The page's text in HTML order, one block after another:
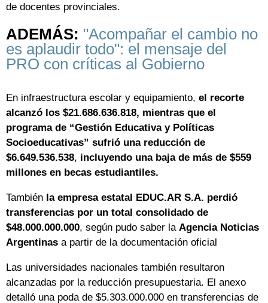
de docentes provinciales.
ADEMÁS: "Acompañar el cambio no
es aplaudir todo": el mensaje del
PRO con críticas al Gobierno
En infraestructura escolar y equipamiento, el recorte
alcanzó los $21.686.636.818, mientras que el
programa de “Gestión Educativa y Políticas
Socioeducativas” sufrió una reducción de
$6.649.536.538, incluyendo una baja de más de $559
millones en becas estudiantiles.
También la empresa estatal EDUC.AR S.A. perdió
transferencias por un total consolidado de
$48.000.000.000, según pudo saber la Agencia Noticias
Argentinas a partir de la documentación oficial
Las universidades nacionales también resultaron
alcanzadas por la reducción presupuestaria. El anexo
detalló una poda de $5.303.000.000 en transferencias de